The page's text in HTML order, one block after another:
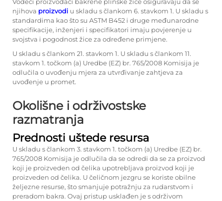
Vodeći proizvođači bakrene plinske žice osiguravaju da se
njihova proizvodi u skladu s člankom 6. stavkom 1. U skladu s
standardima kao što su ASTM B452 i druge međunarodne
specifikacije, inženjeri i specifikatori imaju povjerenje u
svojstva i pogodnost žice za određene primjene.
U skladu s člankom 21. stavkom 1. U skladu s člankom 11.
stavkom 1. točkom (a) Uredbe (EZ) br. 765/2008 Komisija je
odlučila o uvođenju mjera za utvrđivanje zahtjeva za
uvođenje u promet.
Okolišne i održivostske
razmatranja
Prednosti uštede resursa
U skladu s člankom 3. stavkom 1. točkom (a) Uredbe (EZ) br.
765/2008 Komisija je odlučila da se odredi da se za proizvod
koji je proizveden od čelika upotrebljava proizvod koji je
proizveden od čelika. U čeličnom jezgru se koriste obilne
željezne resurse, što smanjuje potražnju za rudarstvom i
preradom bakra. Ovaj pristup usklađen je s održivom